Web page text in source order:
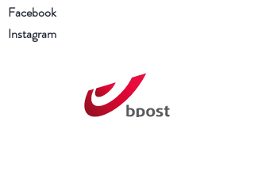
Facebook
Instagram